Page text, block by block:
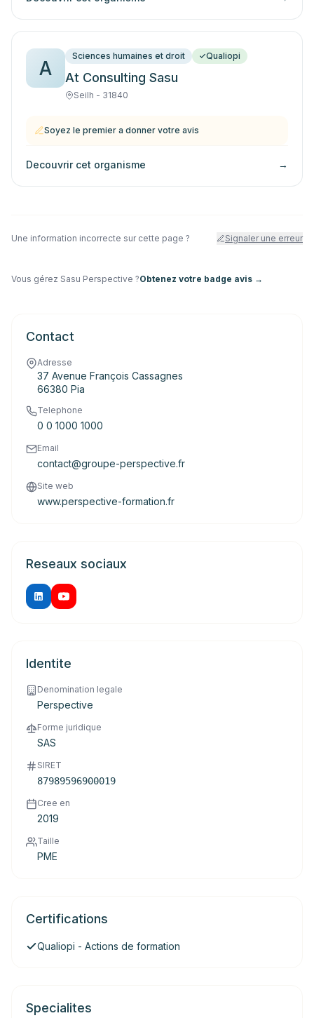
A
Sciences humaines et droit Qualiopi
At Consulting Sasu
Seilh - 31840
Soyez le premier a donner votre avis
Decouvrir cet organisme →
Une information incorrecte sur cette page ? Signaler une erreur
Vous gérez Sasu Perspective ?Obtenez votre badge avis →
Contact
Adresse
37 Avenue François Cassagnes
66380 Pia
Telephone
0 0 1000 1000
Email
contact@groupe-perspective.fr
Site web
www.perspective-formation.fr
Reseaux sociaux
Identite
Denomination legale
Perspective
Forme juridique
SAS
SIRET
87989596900019
Cree en
2019
Taille
PME
Certifications
Qualiopi - Actions de formation
Specialites